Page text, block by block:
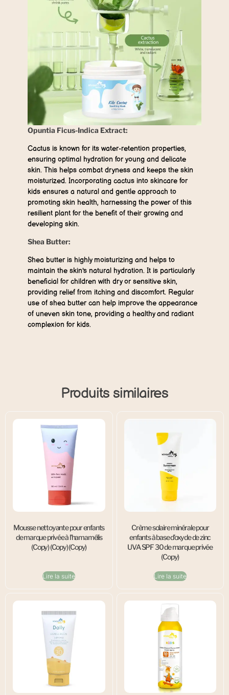
Opuntia Ficus-Indica Extract:
Cactus is known for its water-retention properties,
ensuring optimal hydration for young and delicate
skin. This helps combat dryness and keeps the skin
moisturized. Incorporating cactus into skincare for
kids ensures a natural and gentle approach to
promoting skin health, harnessing the power of this
resilient plant for the benefit of their growing and
developing skin.
Shea Butter:
Shea butter is highly moisturizing and helps to
maintain the skin's natural hydration. It is particularly
beneficial for children with dry or sensitive skin,
providing relief from itching and discomfort. Regular
use of shea butter can help improve the appearance
of uneven skin tone, providing a healthy and radiant
complexion for kids.
Produits similaires
Mousse nettoyante pour enfants
de marque privée à l’hamamélis
(Copy) (Copy) (Copy)
Lire la suite
Crème solaire minérale pour
enfants à base d’oxyde de zinc
UVA SPF 30 de marque privée
(Copy)
Lire la suite